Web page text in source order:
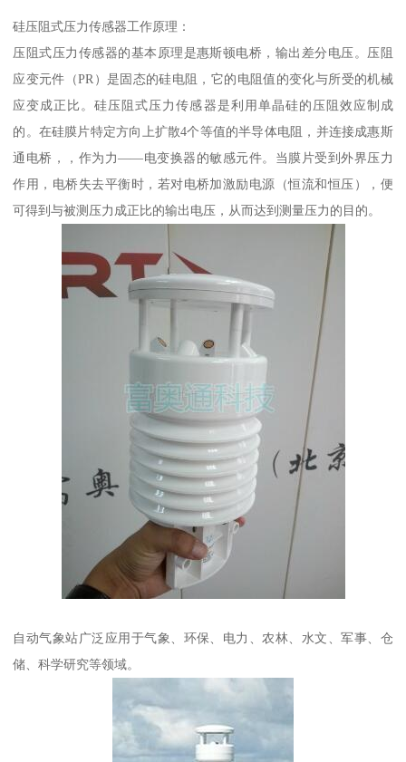
硅压阻式压力传感器工作原理：
压阻式压力传感器的基本原理是惠斯顿电桥，输出差分电压。压阻
应变元件（PR）是固态的硅电阻，它的电阻值的变化与所受的机械
应变成正比。硅压阻式压力传感器是利用单晶硅的压阻效应制成
的。在硅膜片特定方向上扩散4个等值的半导体电阻，并连接成惠斯
通电桥，，作为力——电变换器的敏感元件。当膜片受到外界压力
作用，电桥失去平衡时，若对电桥加激励电源（恒流和恒压），便
可得到与被测压力成正比的输出电压，从而达到测量压力的目的。
自动气象站广泛应用于气象、环保、电力、农林、水文、军事、仓
储、科学研究等领域。